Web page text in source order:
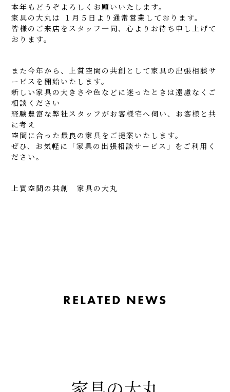
本年もどうぞよろしくお願いいたします。
家具の大丸は １月５日より通常営業しております。
皆様のご来店をスタッフ一同、心よりお待ち申し上げて
おります。
また今年から、上質空間の共創として家具の出張相談サ
ービスを開始いたします。
新しい家具の大きさや色などに迷ったときは遠慮なくご
相談ください
経験豊富な弊社スタッフがお客様宅へ伺い、お客様と共
に考え
空間に合った最良の家具をご提案いたします。
ぜひ、お気軽に「家具の出張相談サービス」をご利用く
ださい。
上質空間の共創 家具の大丸
RELATED NEWS